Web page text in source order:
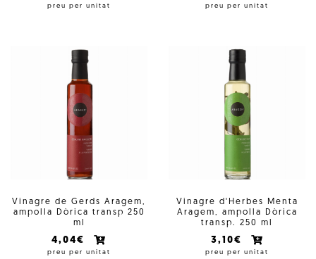
preu per unitat preu per unitat
Vinagre de Gerds Aragem,
ampolla Dòrica transp 250
ml
4,04€
preu per unitat
Vinagre d'Herbes Menta
Aragem, ampolla Dòrica
transp. 250 ml
3,10€
preu per unitat